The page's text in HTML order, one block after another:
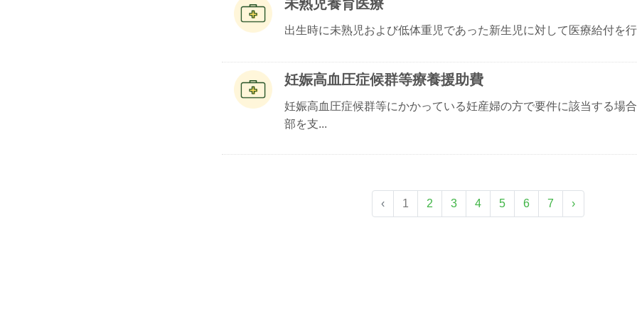
未熟児養育医療
出生時に未熟児および低体重児であった新生児に対して医療給付を
妊娠高血圧症候群等療養援助費
妊娠高血圧症候群等にかかっている妊産婦の方で要件に該当する場
部を支...
‹ 1 2 3 4 5 6 7 ›